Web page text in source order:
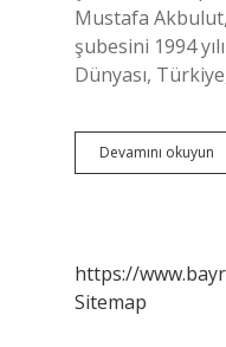
Mustafa
şubesini 1994
Dünyası,
Devamını okuyun
https://
Sitemap